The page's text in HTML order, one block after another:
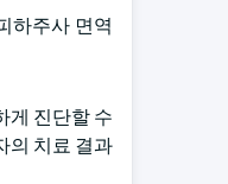
하주사 면역
게 진단할 수
의 치료 결과